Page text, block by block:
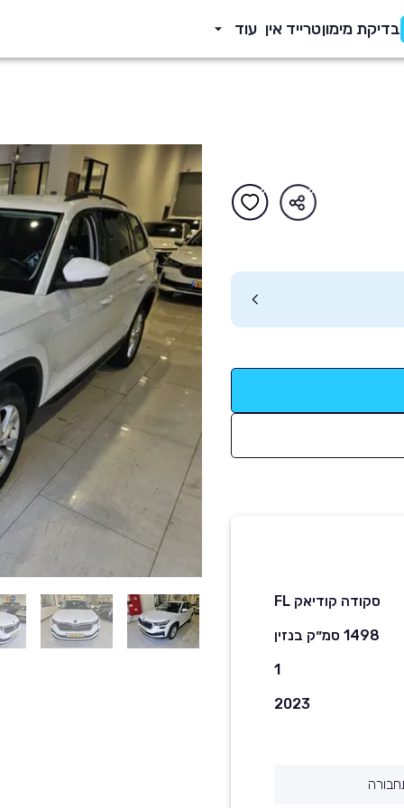
בדיקת מימוןטרייד אין עוד
סקודה קודיאק FL
1498 סמ״ק בנזין
1
2023